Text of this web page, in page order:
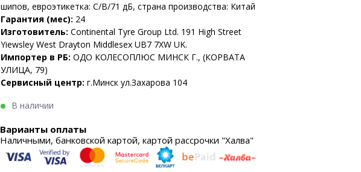
шипов, евроэтикетка: C/B/71 дБ, страна производства: Китай
Гарантия (мес): 24
Изготовитель: Continental Tyre Group Ltd. 191 High Street
Yiewsley West Drayton Middlesex UB7 7XW UK.
Импортер в РБ: ОДО КОЛЕСОПЛЮС МИНСК Г., (КОРВАТА
УЛИЦА, 79)
Сервисный центр: г.Минск ул.Захарова 104
В наличии
Варианты оплаты
Наличными, банковской картой, картой рассрочки "Халва"